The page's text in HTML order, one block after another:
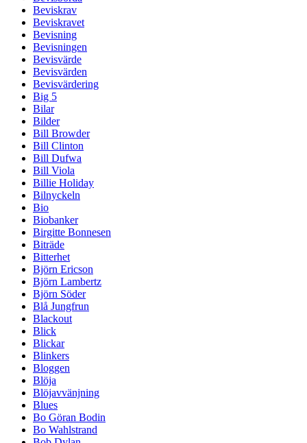
Beviskrav
Beviskravet
Bevisning
Bevisningen
Bevisvärde
Bevisvärden
Bevisvärdering
Big 5
Bilar
Bilder
Bill Browder
Bill Clinton
Bill Dufwa
Bill Viola
Billie Holiday
Bilnyckeln
Bio
Biobanker
Birgitte Bonnesen
Biträde
Bitterhet
Björn Ericson
Björn Lambertz
Björn Söder
Blå Jungfrun
Blackout
Blick
Blickar
Blinkers
Bloggen
Blöja
Blöjavvänjning
Blues
Bo Göran Bodin
Bo Wahlstrand